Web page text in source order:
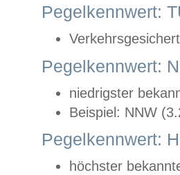
Pegelkennwert:
Pegelkennwert:
niedrigster
Beispiel: NNW
Pegelkennwert:
höchster